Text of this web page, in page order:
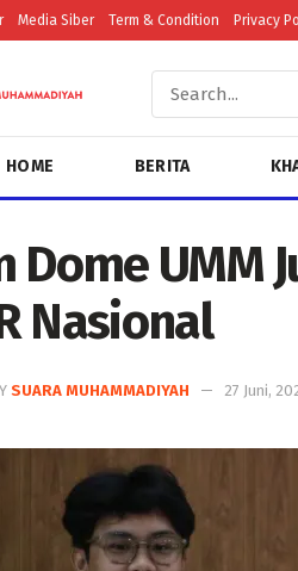
Media Siber Term & Condition Privacy
HOME BERITA
Dome UMM
Nasional
SUARA MUHAMMADIYAH 27 Juni,